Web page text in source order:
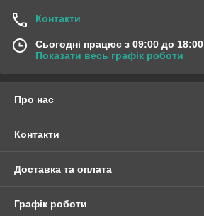
Контакти
Сьогодні працює з 09:00 до 18:00
Показати весь графік роботи
Про нас
Контакти
Доставка та оплата
Графік роботи